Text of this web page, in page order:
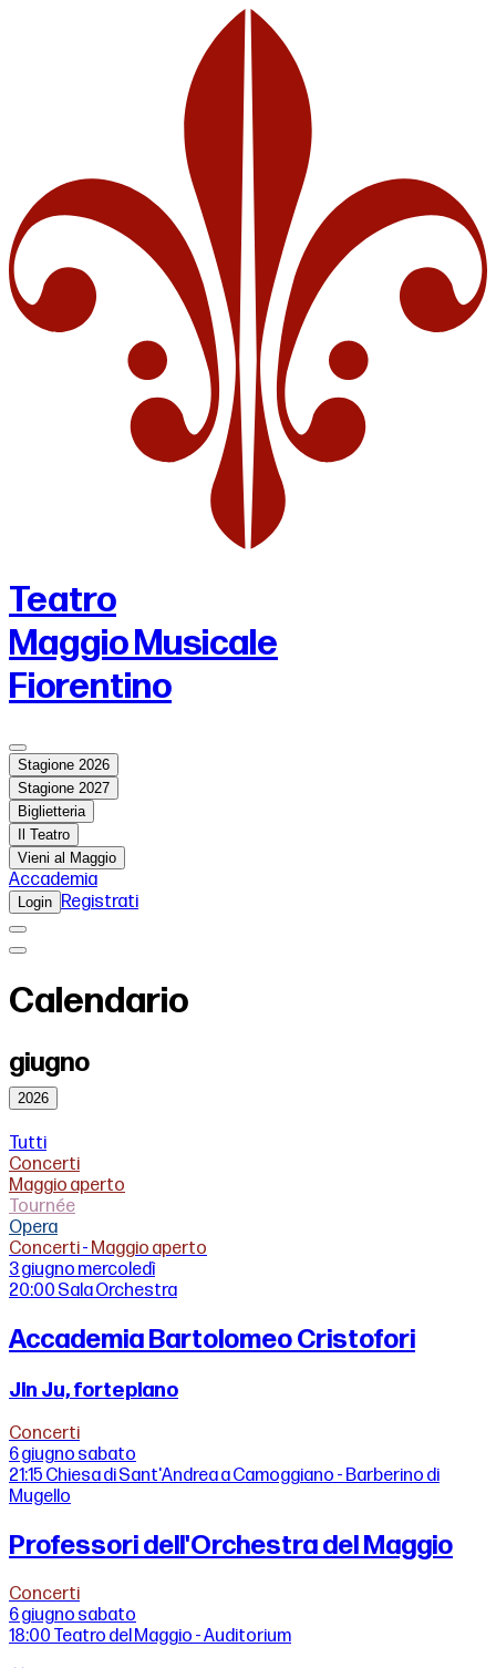
Teatro
Maggio Musicale
Fiorentino
Stagione 2026
Stagione 2027
Biglietteria
Il Teatro
Vieni al Maggio
Accademia
Login Registrati
Calendario
giugno
2026
Tutti
Concerti
Maggio aperto
Tournée
Opera
Concerti- Maggio aperto
3 giugno mercoledì
20:00 Sala Orchestra
Accademia Bartolomeo Cristofori
Jin Ju, fortepiano
Concerti
6 giugno sabato
21:15 Chiesa di Sant'Andrea a Camoggiano - Barberino di
Mugello
Professori dell'Orchestra del Maggio
Concerti
6 giugno sabato
18:00 Teatro del Maggio - Auditorium